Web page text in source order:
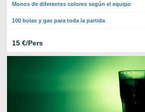
Monos de diferentes colores según el equipo
100 bolas y gas para toda la partida
15 €/Pers